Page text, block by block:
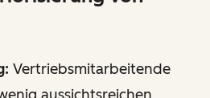
Vertriebsmitarbeitende